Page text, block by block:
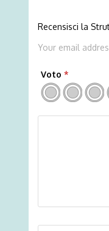
Recensisci la
Your email
Voto *